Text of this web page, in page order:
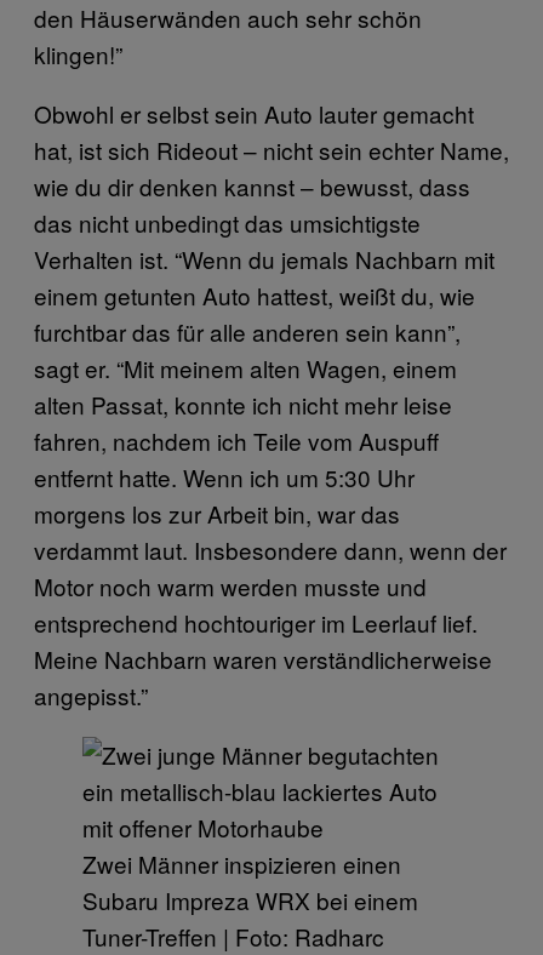
den Häuserwänden auch sehr schön
klingen!”
Obwohl er selbst sein Auto lauter gemacht
hat, ist sich Rideout – nicht sein echter Name,
wie du dir denken kannst – bewusst, dass
das nicht unbedingt das umsichtigste
Verhalten ist. “Wenn du jemals Nachbarn mit
einem getunten Auto hattest, weißt du, wie
furchtbar das für alle anderen sein kann”,
sagt er. “Mit meinem alten Wagen, einem
alten Passat, konnte ich nicht mehr leise
fahren, nachdem ich Teile vom Auspuff
entfernt hatte. Wenn ich um 5:30 Uhr
morgens los zur Arbeit bin, war das
verdammt laut. Insbesondere dann, wenn der
Motor noch warm werden musste und
entsprechend hochtouriger im Leerlauf lief.
Meine Nachbarn waren verständlicherweise
angepisst.”
Zwei Männer inspizieren einen
Subaru Impreza WRX bei einem
Tuner-Treffen | Foto: Radharc